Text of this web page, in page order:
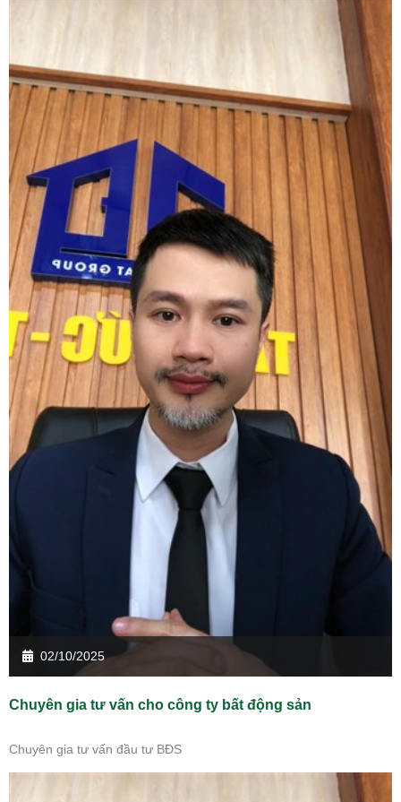
02/10/2025
Chuyên gia tư vấn cho công ty bất động sản
Chuyên gia tư vấn đầu tư BĐS